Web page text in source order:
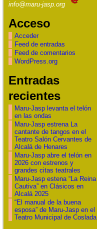
info@maru-jasp.org
Acceso
Acceder
Feed de entradas
Feed de comentarios
WordPress.org
Entradas
recientes
Maru-Jasp levanta el telón
en las ondas
Maru-Jasp estrena La
cantante de tangos en el
Teatro Salón Cervantes de
Alcalá de Henares
Maru-Jasp abre el telón en
2026 con estrenos y
grandes citas teatrales
Maru-Jasp estena “La Reina
Cautiva” en Clásicos en
Alcalá 2025
“El manual de la buena
esposa” de Maru-Jasp en el
Teatro Municipal de Coslada